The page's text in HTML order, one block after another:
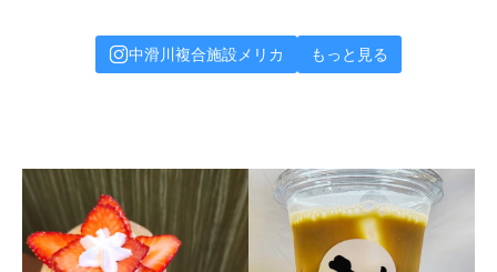
中滑川複合施設メリカ もっと見る